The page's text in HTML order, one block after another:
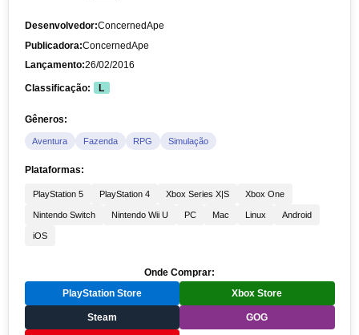
Desenvolvedor:ConcernedApe
Publicadora:ConcernedApe
Lançamento:26/02/2016
Classificação: L
Gêneros:
Aventura Fazenda RPG Simulação
Plataformas:
PlayStation 5 PlayStation 4 Xbox Series X|S Xbox One
Nintendo Switch Nintendo Wii U PC Mac Linux Android
iOS
Onde Comprar:
PlayStation Store Xbox Store
Steam GOG